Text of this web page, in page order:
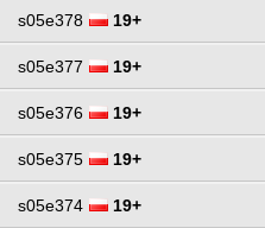
s05e378 19+
s05e377 19+
s05e376 19+
s05e375 19+
s05e374 19+